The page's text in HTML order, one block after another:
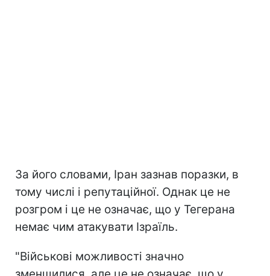
За його словами, Іран зазнав поразки, в
тому числі і репутаційної. Однак це не
розгром і це не означає, що у Тегерана
немає чим атакувати Ізраїль.
"Військові можливості значно